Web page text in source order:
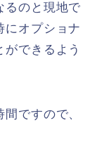
るのと現地で
にオプショナ
できるよう
ですので、